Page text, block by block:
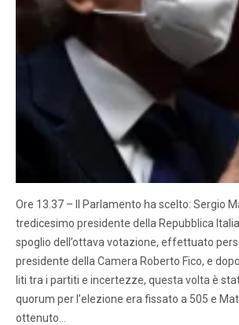
Ore 13.37 – Il Parlamento ha scelto: Sergio
tredicesimo presidente della Repubblica
spoglio dell’ottava votazione, effettuato
presidente della Camera Roberto Fico, e
liti tra i partiti e incertezze, questa volta è
quorum per l’elezione era fissato a 505 e
ottenuto…